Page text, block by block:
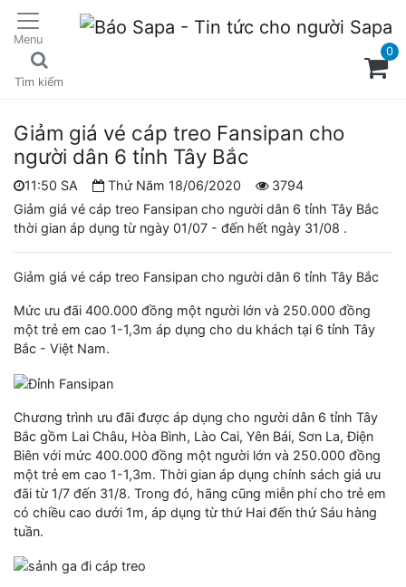
Menu
Tìm kiếm
0
Giảm giá vé cáp treo Fansipan cho
người dân 6 tỉnh Tây Bắc
11:50 SA Thứ Năm 18/06/2020
3794
Giảm giá vé cáp treo Fansipan cho người dân 6 tỉnh Tây Bắc
thời gian áp dụng từ ngày 01/07 - đến hết ngày 31/08 .
Giảm giá vé cáp treo Fansipan cho người dân 6 tỉnh Tây Bắc
Mức ưu đãi 400.000 đồng một người lớn và 250.000 đồng
một trẻ em cao 1-1,3m áp dụng cho du khách tại 6 tỉnh Tây
Bắc - Việt Nam.
Chương trình ưu đãi được áp dụng cho người dân 6 tỉnh Tây
Bắc gồm Lai Châu, Hòa Bình, Lào Cai, Yên Bái, Sơn La, Điện
Biên với mức 400.000 đồng một người lớn và 250.000 đồng
một trẻ em cao 1-1,3m. Thời gian áp dụng chính sách giá ưu
đãi từ 1/7 đến 31/8. Trong đó, hãng cũng miễn phí cho trẻ em
có chiều cao dưới 1m, áp dụng từ thứ Hai đến thứ Sáu hàng
tuần.